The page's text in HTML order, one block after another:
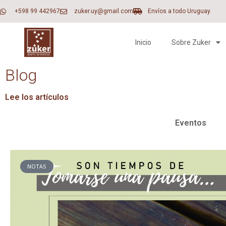
+598 99 442967 zuker.uy@gmail.com Envíos a todo Uruguay
Inicio Sobre Zuker
Blog
Lee los artículos
Eventos
NOTAS